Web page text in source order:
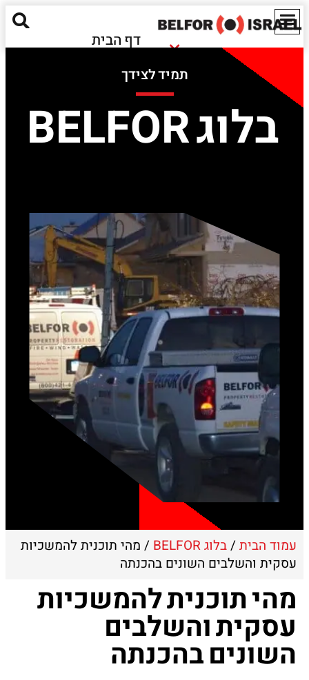
דף הבית
אודותינו
מאגר מידע
ישראל
EN
נזקי שריפה
נזקי הצפה
חומרים מסוכנים
נזקים אקולוגיים
תמיד לצידך
בלוג BELFOR
עמוד הבית /בלוג BELFOR
/ מהי תוכנית להמשכיות
עסקית והשלבים השונים בהכנתה
מהי תוכנית להמשכיות
עסקית והשלבים
השונים בהכנתה